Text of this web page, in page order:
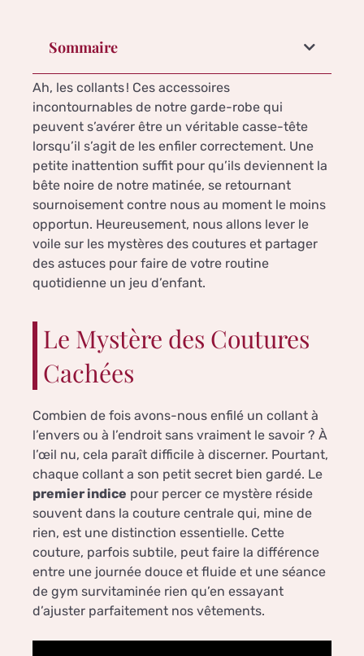
Sommaire
Ah, les collants ! Ces accessoires
incontournables de notre garde-robe qui
peuvent s’avérer être un véritable casse-tête
lorsqu’il s’agit de les enfiler correctement. Une
petite inattention suffit pour qu’ils deviennent la
bête noire de notre matinée, se retournant
sournoisement contre nous au moment le moins
opportun. Heureusement, nous allons lever le
voile sur les mystères des coutures et partager
des astuces pour faire de votre routine
quotidienne un jeu d’enfant.
Le Mystère des Coutures
Cachées
Combien de fois avons-nous enfilé un collant à
l’envers ou à l’endroit sans vraiment le savoir ? À
l’œil nu, cela paraît difficile à discerner. Pourtant,
chaque collant a son petit secret bien gardé. Le
premier indice pour percer ce mystère réside
souvent dans la couture centrale qui, mine de
rien, est une distinction essentielle. Cette
couture, parfois subtile, peut faire la différence
entre une journée douce et fluide et une séance
de gym survitaminée rien qu’en essayant
d’ajuster parfaitement nos vêtements.